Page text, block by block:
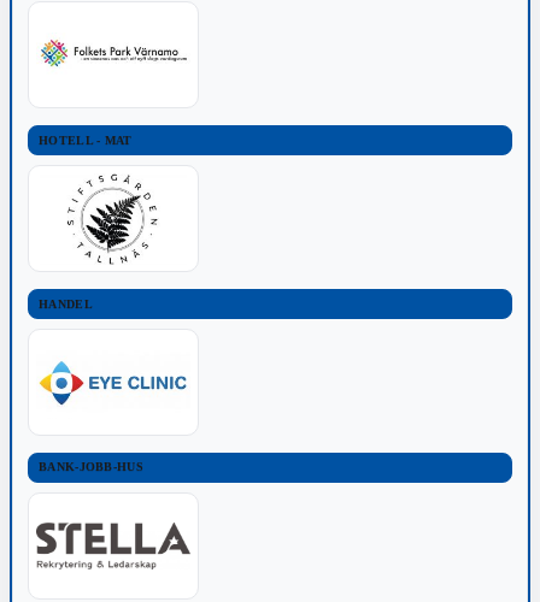
HOTELL - MAT
HANDEL
BANK-JOBB-HUS